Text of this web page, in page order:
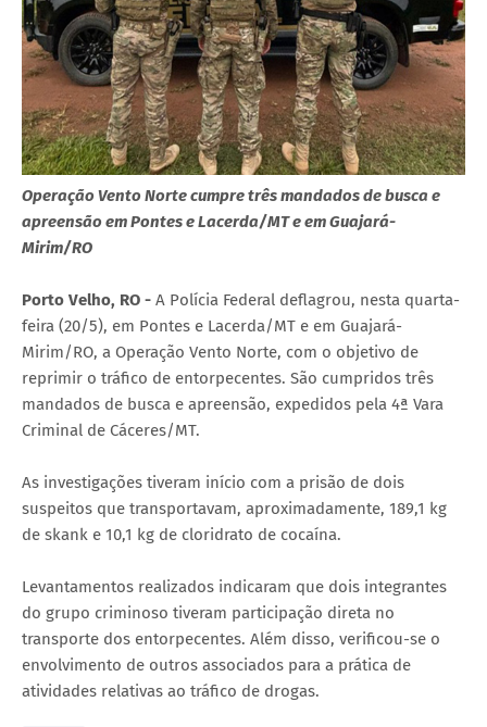
Operação Vento Norte cumpre três mandados de busca e
apreensão em Pontes e Lacerda/MT e em Guajará-
Mirim/RO
Porto Velho, RO - A Polícia Federal deflagrou, nesta quarta-
feira (20/5), em Pontes e Lacerda/MT e em Guajará-
Mirim/RO, a Operação Vento Norte, com o objetivo de
reprimir o tráfico de entorpecentes. São cumpridos três
mandados de busca e apreensão, expedidos pela 4ª Vara
Criminal de Cáceres/MT.
As investigações tiveram início com a prisão de dois
suspeitos que transportavam, aproximadamente, 189,1 kg
de skank e 10,1 kg de cloridrato de cocaína.
Levantamentos realizados indicaram que dois integrantes
do grupo criminoso tiveram participação direta no
transporte dos entorpecentes. Além disso, verificou-se o
envolvimento de outros associados para a prática de
atividades relativas ao tráfico de drogas.